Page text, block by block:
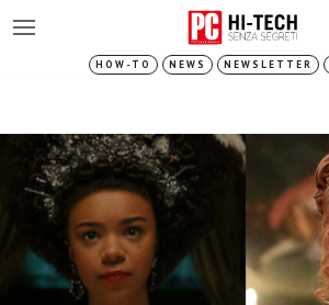
HOW-TO NEWS NEWSLETTER